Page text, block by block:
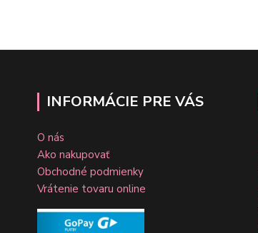
INFORMÁCIE PRE VÁS
O nás
Ako nakupovať
Obchodné podmienky
Vrátenie tovaru online